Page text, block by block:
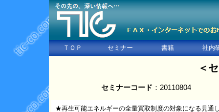
ＴＯＰ セミナー 書籍 社内
＜
セミナーコード ：
★再生可能エネルギーの全量買取制度の対象になる見通